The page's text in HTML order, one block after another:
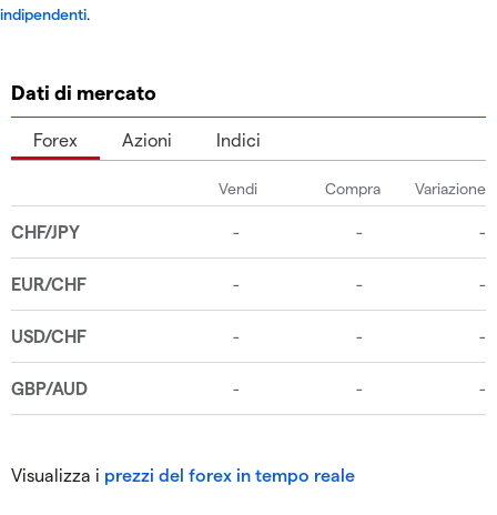
indipendenti.
Dati di mercato
Forex Azioni Indici
Visualizza i prezzi del forex in tempo reale